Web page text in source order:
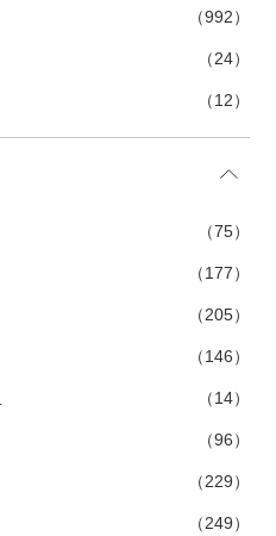
（992）
（24）
（12）
（75）
（177）
（205）
（146）
（14）
（96）
（229）
（249）